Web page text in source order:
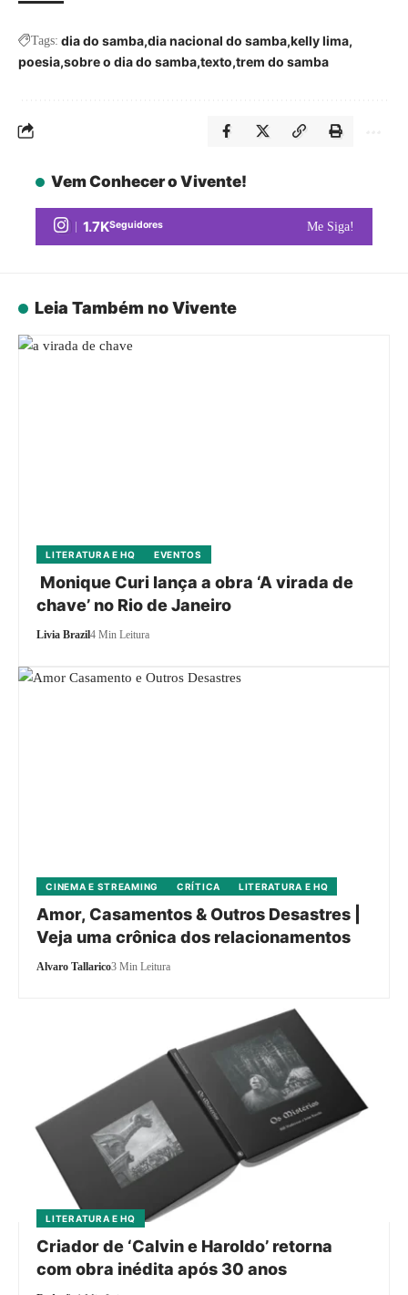
Tags: dia do samba dia nacional do samba kelly lima
poesia sobre o dia do samba texto trem do samba
Vem Conhecer o Vivente!
1.7KSeguidores Me Siga!
Leia Também no Vivente
LITERATURA E HQ EVENTOS
Monique Curi lança a obra ‘A virada de
chave’ no Rio de Janeiro
Livia Brazil4 Min Leitura
CINEMA E STREAMING CRÍTICA LITERATURA E HQ
Amor, Casamentos & Outros Desastres |
Veja uma crônica dos relacionamentos
Alvaro Tallarico3 Min Leitura
LITERATURA E HQ
Criador de ‘Calvin e Haroldo’ retorna
com obra inédita após 30 anos